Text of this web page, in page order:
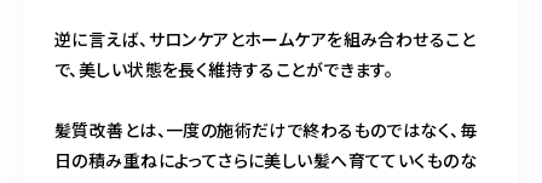
逆に言えば、サロンケアとホームケアを組み合わせること
で、美しい状態を長く維持することができます。
髪質改善とは、一度の施術だけで終わるものではなく、毎
日の積み重ねによってさらに美しい髪へ育てていくものな